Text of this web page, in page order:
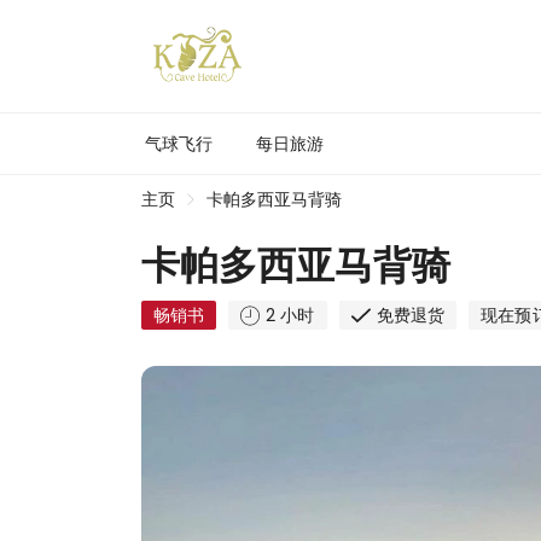
气球飞行 每日旅游
主页 卡帕多西亚马背骑
卡帕多西亚马背骑
畅销书 2 小时 免费退货 现在预